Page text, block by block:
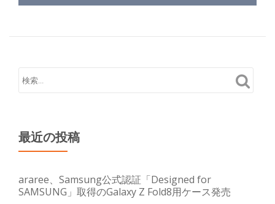
最近の投稿
araree、Samsung公式認証「Designed for
SAMSUNG」取得のGalaxy Z Fold8用ケース発売